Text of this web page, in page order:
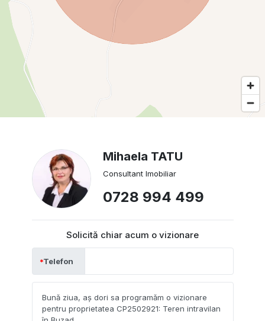
Mihaela TATU
Consultant Imobiliar
0728 994 499
Solicită chiar acum o vizionare
Telefon